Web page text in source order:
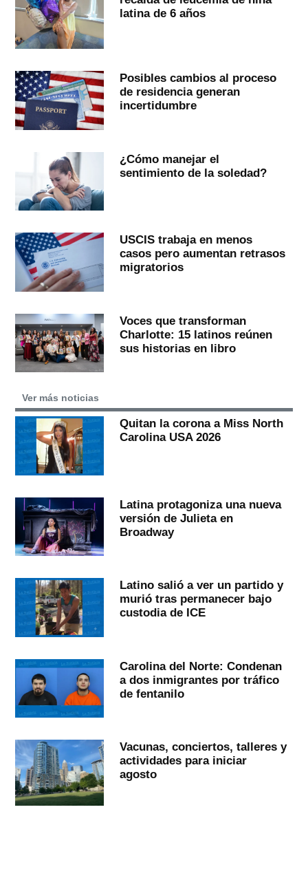
latina de 6 años
Posibles cambios al proceso
de residencia generan
incertidumbre
¿Cómo manejar el
sentimiento de la soledad?
USCIS trabaja en menos
casos pero aumentan retrasos
migratorios
Voces que transforman
Charlotte: 15 latinos reúnen
sus historias en libro
Ver más noticias
Quitan la corona a Miss North
Carolina USA 2026
Latina protagoniza una nueva
versión de Julieta en
Broadway
Latino salió a ver un partido y
murió tras permanecer bajo
custodia de ICE
Carolina del Norte: Condenan
a dos inmigrantes por tráfico
de fentanilo
Vacunas, conciertos, talleres y
actividades para iniciar
agosto